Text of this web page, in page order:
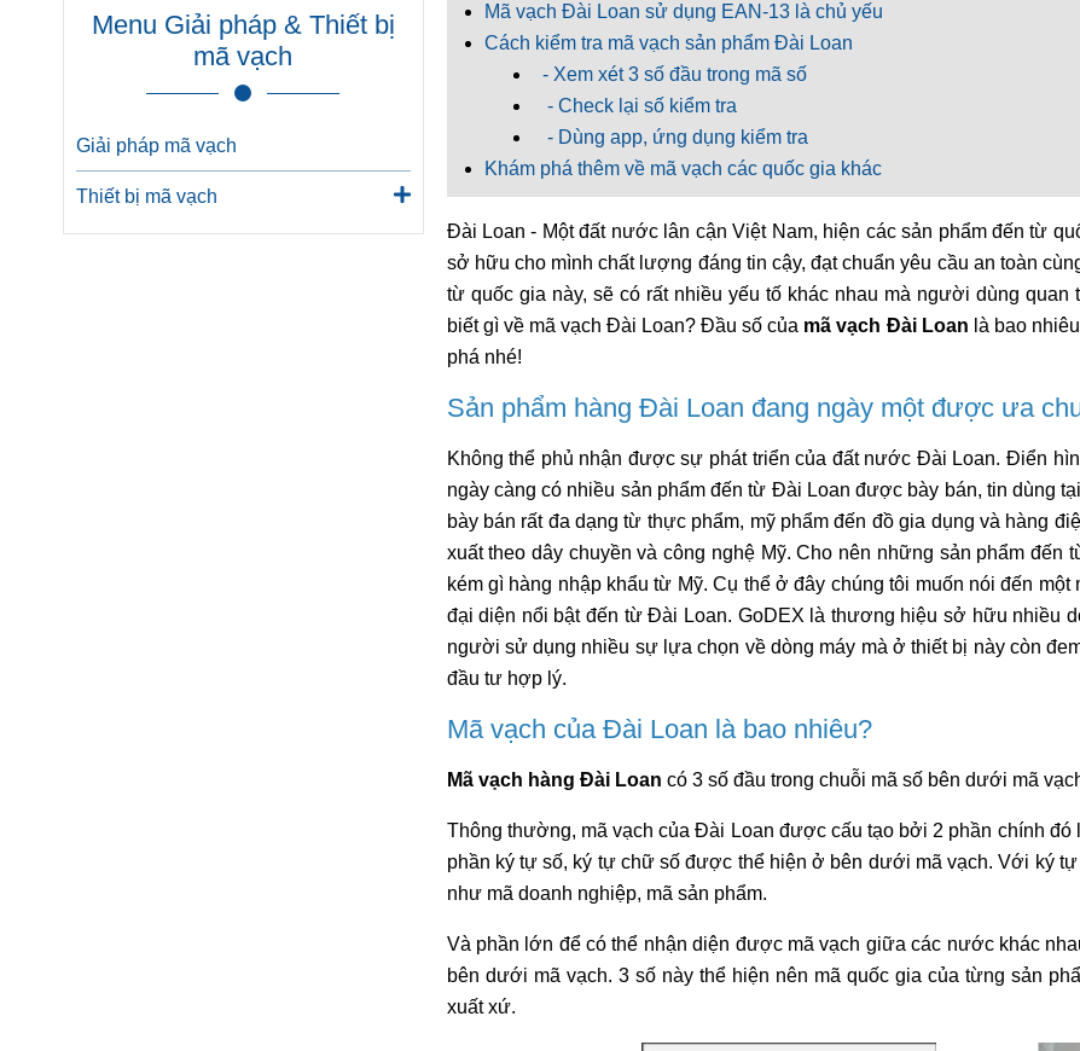
Mã vạch Đài Loan sử dụng EAN-13 là chủ yếu
Cách kiểm tra mã vạch sản phẩm Đài Loan
- Xem xét 3 số đầu trong mã số
- Check lại số kiểm tra
- Dùng app, ứng dụng kiểm tra
Khám phá thêm về mã vạch các quốc gia khác
Đài Loan - Một đất nước lân cận Việt Nam, hiện các sản phẩm đến từ
sở hữu cho mình chất lượng đáng tin cậy, đạt chuẩn yêu cầu an toàn
từ quốc gia này, sẽ có rất nhiều yếu tố khác nhau mà người dùng
biết gì về mã vạch Đài Loan? Đầu số của mã vạch Đài Loan là bao
phá nhé!
Sản phẩm hàng Đài Loan đang ngày một được ưa
Không thể phủ nhận được sự phát triển của đất nước Đài Loan. Điển
ngày càng có nhiều sản phẩm đến từ Đài Loan được bày bán, tin dùng
bày bán rất đa dạng từ thực phẩm, mỹ phẩm đến đồ gia dụng và hàng
xuất theo dây chuyền và công nghệ Mỹ. Cho nên những sản phẩm
kém gì hàng nhập khẩu từ Mỹ. Cụ thể ở đây chúng tôi muốn nói đến
đại diện nổi bật đến từ Đài Loan. GoDEX là thương hiệu sở hữu nhiều
người sử dụng nhiều sự lựa chọn về dòng máy mà ở thiết bị này còn
đầu tư hợp lý.
Mã vạch của Đài Loan là bao nhiêu?
Mã vạch hàng Đài Loan có 3 số đầu trong chuỗi mã số bên dưới mã
Thông thường, mã vạch của Đài Loan được cấu tạo bởi 2 phần chính
phần ký tự số, ký tự chữ số được thể hiện ở bên dưới mã vạch. Với ký
như mã doanh nghiệp, mã sản phẩm.
Và phần lớn để có thể nhận diện được mã vạch giữa các nước khác
bên dưới mã vạch. 3 số này thể hiện nên mã quốc gia của từng sản
xuất xứ.
Menu Giải pháp & Thiết bị
mã vạch
Giải pháp mã vạch
Thiết bị mã vạch